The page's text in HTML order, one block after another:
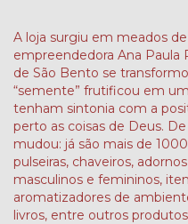
A loja surgiu em meados
empreendedora Ana Paula
de São Bento se
“semente” frutificou em
tenham sintonia com a
perto as coisas de Deus.
mudou: já são mais de
pulseiras, chaveiros,
masculinos e femininos,
aromatizadores de
livros, entre outros